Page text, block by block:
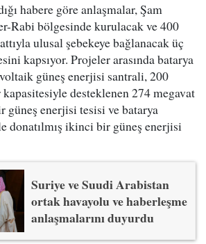
habere göre anlaşmalar, Şam
Rabi bölgesinde kurulacak ve 400
ulusal şebekeye bağlanacak üç
kapsıyor. Projeler arasında batarya
güneş enerjisi santrali, 200
desteklenen 274 megavat
güneş enerjisi tesisi ve batarya
donatılmış ikinci bir güneş enerjisi
Suriye ve Suudi Arabistan
ortak havayolu ve haberleşme
anlaşmalarını duyurdu